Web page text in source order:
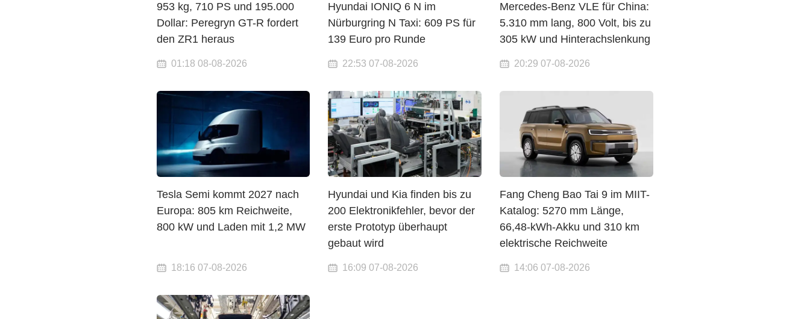
953 kg, 710 PS und 195.000
Dollar: Peregryn GT-R fordert
den ZR1 heraus
01:18 08-08-2026
Hyundai IONIQ 6 N im
Nürburgring N Taxi: 609 PS für
139 Euro pro Runde
22:53 07-08-2026
Mercedes-Benz VLE für China:
5.310 mm lang, 800 Volt, bis zu
305 kW und Hinterachslenkung
20:29 07-08-2026
Tesla Semi kommt 2027 nach
Europa: 805 km Reichweite,
800 kW und Laden mit 1,2 MW
18:16 07-08-2026
Hyundai und Kia finden bis zu
200 Elektronikfehler, bevor der
erste Prototyp überhaupt
gebaut wird
16:09 07-08-2026
Fang Cheng Bao Tai 9 im MIIT-
Katalog: 5270 mm Länge,
66,48-kWh-Akku und 310 km
elektrische Reichweite
14:06 07-08-2026